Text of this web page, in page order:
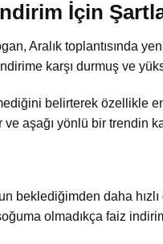
İçin
Aralık toplantısında
karşı durmuş ve
belirterek özellikle
aşağı yönlü bir trendin
beklediğimden daha
olmadıkça faiz